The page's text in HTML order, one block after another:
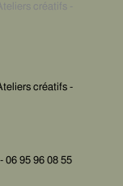
créatifs -
créatifs -
06 95 96 08 55